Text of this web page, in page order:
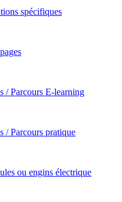
spécifiques
/ Parcours E-learning
/ Parcours pratique
ou engins électrique